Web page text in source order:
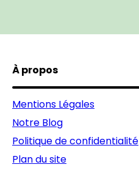
À propos
Mentions Légales
Notre Blog
Politique de confidentialité
Plan du site